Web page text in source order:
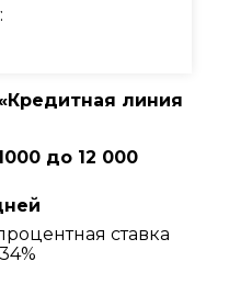
линия
до 12 000
ставка